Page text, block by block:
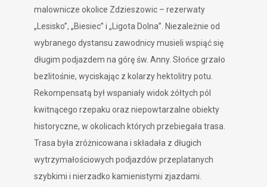
malownicze okolice Zdzieszowic – rezerwaty
„Lesisko”, „Biesiec” i „Ligota Dolna”. Niezależnie od
wybranego dystansu zawodnicy musieli wspiąć się
długim podjazdem na górę św. Anny. Słońce grzało
bezlitośnie, wyciskając z kolarzy hektolitry potu.
Rekompensatą był wspaniały widok żółtych pól
kwitnącego rzepaku oraz niepowtarzalne obiekty
historyczne, w okolicach których przebiegała trasa.
Trasa była zróżnicowana i składała z długich
wytrzymałościowych podjazdów przeplatanych
szybkimi i nierzadko kamienistymi zjazdami.